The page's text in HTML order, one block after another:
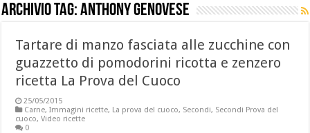
Archivio tag:anthony genovese
Tartare di manzo fasciata alle zucchine con
guazzetto di pomodorini ricotta e zenzero
ricetta La Prova del Cuoco
25/05/2015
Carne,Immagini ricette, La prova del cuoco, Secondi, Secondi Prova del
cuoco,Video ricette
0